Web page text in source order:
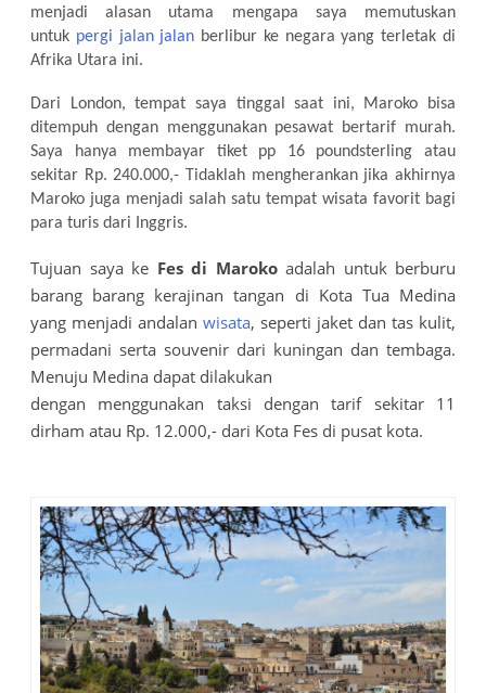
menjadi alasan utama mengapa saya memutuskan
untuk pergi jalan jalan berlibur ke negara yang terletak di
Afrika Utara ini.
Dari London, tempat saya tinggal saat ini, Maroko bisa
ditempuh dengan menggunakan pesawat bertarif murah.
Saya hanya membayar tiket pp 16 poundsterling atau
sekitar Rp. 240.000,- Tidaklah mengherankan jika akhirnya
Maroko juga menjadi salah satu tempat wisata favorit bagi
para turis dari Inggris.
Tujuan saya ke Fes di Marokoadalah untuk berburu
barang barang kerajinan tangan di Kota Tua Medina
yang menjadi andalan wisata, seperti jaket dan tas kulit,
permadani serta souvenir dari kuningan dan tembaga.
Menuju Medina dapat dilakukan
dengan menggunakan taksi dengan tarif sekitar 11
dirham atau Rp. 12.000,- dari Kota Fes di pusat kota.